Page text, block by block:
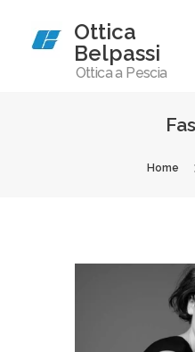
Ottica
Belpassi
Ottica a Pescia
Home